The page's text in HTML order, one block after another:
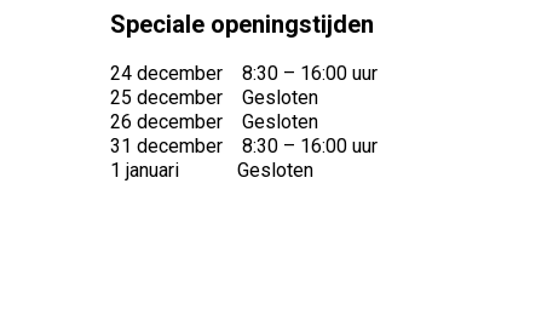
Speciale openingstijden
24 december 8:30 – 16:00 uur
25 december Gesloten
26 december Gesloten
31 december 8:30 – 16:00 uur
1 januari Gesloten